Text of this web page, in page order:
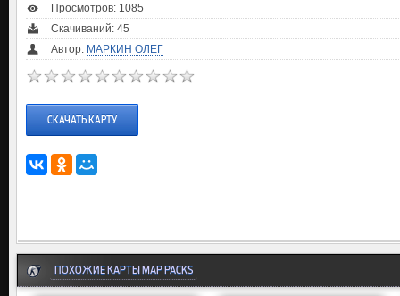
Просмотров: 1085
Скачиваний: 45
Автор: МАРКИН ОЛЕГ
СКАЧАТЬ КАРТУ
ПОХОЖИЕ КАРТЫ MAP PACKS